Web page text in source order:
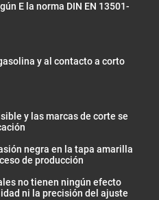
E la norma DIN EN 13501-
y al contacto a corto
y las marcas de corte se
negra en la tapa amarilla
de producción
no tienen ningún efecto
ni la precisión del ajuste